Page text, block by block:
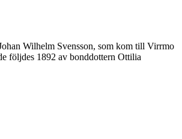
Wilhelm Svensson, som kom till Virrmo
följdes 1892 av bonddottern Ottilia